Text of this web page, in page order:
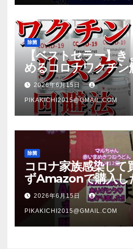
除菌
【ベストセラー】
めるコロナワクチン
法【本要約】
2026年6月15日
PIKAKICHI2015@GMAIL.COM
除菌
コロナ家族感染して
ずAmazonで購入し
介 #Shorts
2026年6月15日
PIKAKICHI2015@GMAIL.COM